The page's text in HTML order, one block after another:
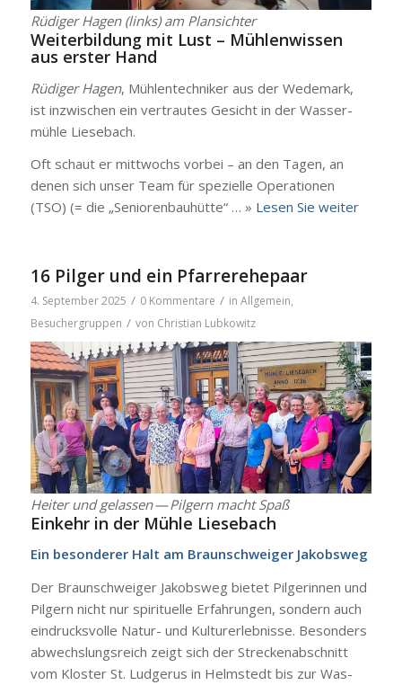
Rüdi­ger Hagen (links) am Plan­sich­ter
Wei­ter­bil­dung mit Lust – Müh­len­wis­sen
aus ers­ter Hand
Rüdi­ger Hagen, Müh­len­tech­ni­ker aus der Wede­mark,
ist inzwi­schen ein ver­trau­tes Gesicht in der Was­ser­
müh­le Liesebach.
Oft schaut er mitt­wochs vor­bei – an den Tagen, an
denen sich unser Team für spe­zi­el­le Ope­ra­tio­nen
(TSO) (= die „Senio­ren­bau­hüt­te“ … » Lesen Sie wei­ter
16 Pilger und ein Pfarrerehepaar
4. September 2025 / 0 Kommentare / in Allgemein,
Besuchergruppen / von Christian Lubkowitz
Hei­ter und gelas­sen — Pil­gern macht Spaß
Ein­kehr in der Müh­le Liesebach
Ein beson­de­rer Halt am Braunschweiger Jakobs­weg
Der Braunschweiger Jakobs­weg bie­tet Pil­ge­rin­nen und
Pil­gern nicht nur spi­ri­tu­el­le Erfah­run­gen, son­dern auch
ein­drucks­vol­le Natur- und Kul­tur­er­leb­nis­se. Beson­ders
abwechs­lungs­reich zeigt sich der Stre­cken­ab­schnitt
vom Klos­ter St. Lud­ge­rus in Helm­stedt bis zur Was­